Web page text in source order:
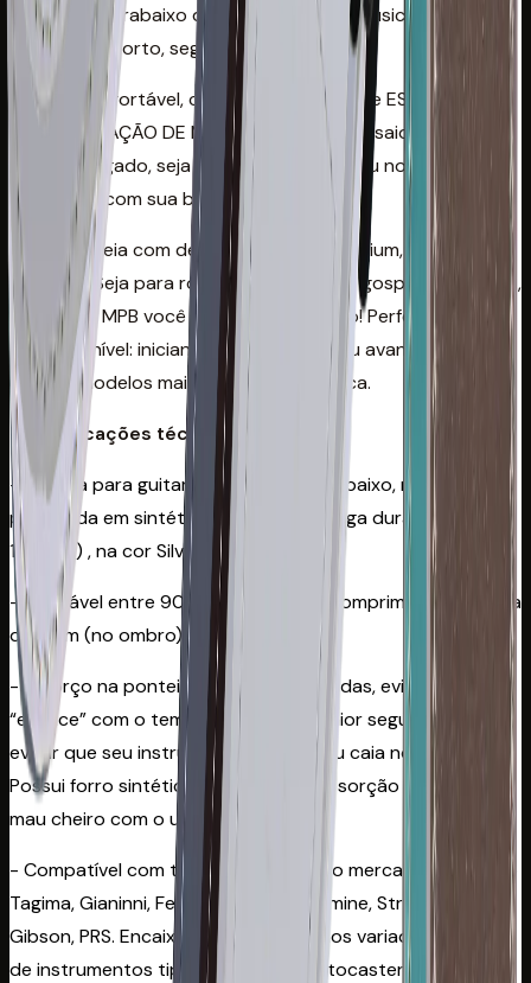
violão e contrabaixo desenvolvida para músicos que
buscam conforto, segurança e estilo.
Modelo confortável, com 5 cm de largura e ESTILO JEANS
COM APLICAÇÃO DE METAIS. Ideal para ensaios, shows e
uso prolongado, seja no palco, na igreja ou no estúdio
ensaiando com sua banda.
É uma correia com design moderno, premium, discreta e
elegante. Seja para rock, pop, sertanejo, gospel, metal, jazz,
reggae ou MPB você estará bem servido! Perfeita para
qualquer nível: iniciante, intermediário ou avançado, sendo
um dos modelos mais vendidos da marca.
Especificações técnicas
- Correia para guitarra, violão e contrabaixo, reciclável,
produzida em sintético macio e de longa durabilidade (>
10 anos) , na cor Silver / Prata;
- Ajustável entre 90 cm e 145 cm de comprimento; Largura
de 5 cm (no ombro)
- Reforço na ponteira com duas camadas, evitando que
“esgace” com o tempo garantindo maior segurança para
evitar que seu instrumento se solte ou caia no chão.
Possui forro sintético para evitar a absorção do suor e
mau cheiro com o uso;
- Compatível com todas as marcas do mercado tais como
Tagima, Gianinni, Fender, Taylor, Takamine, Strimberg,
Gibson, PRS. Encaixa perfeitamente nos variados shapes
de instrumentos tipo Jazz Bass, Stratocaster, SG,